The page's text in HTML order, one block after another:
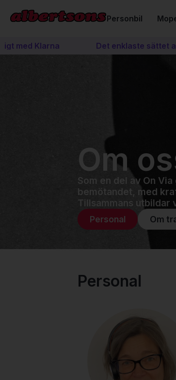
Personbil
Klarna Det enklaste sättet att ta
Om
Som en del av On
bemötandet, med
Tillsammans utbildar
Personal Om
Personal